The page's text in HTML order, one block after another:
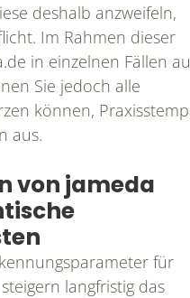
deshalb anzweifeln,
Im Rahmen dieser
in einzelnen Fällen
Sie jedoch alle
können,
aus.
von jameda
für
langfristig das